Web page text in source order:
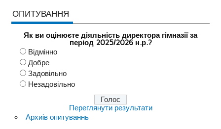
ОПИТУВАННЯ
Як ви оцінюєте діяльність директора гімназії за
період 2025/2026 н.р.?
Відмінно
Добре
Задовільно
Незадовільно
Переглянути результати
Архиів опитуваннь